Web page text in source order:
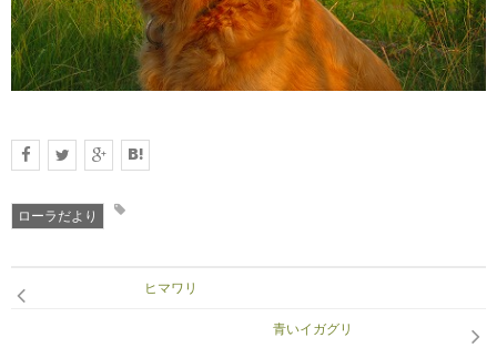
RECRUIT
求人情報
ローラだより
ヒマワリ
青いイガグリ